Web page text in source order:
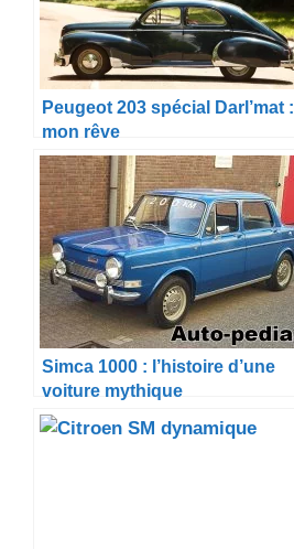
Peugeot 203 spécial Darl’mat :
mon rêve
Simca 1000 : l’histoire d’une
voiture mythique